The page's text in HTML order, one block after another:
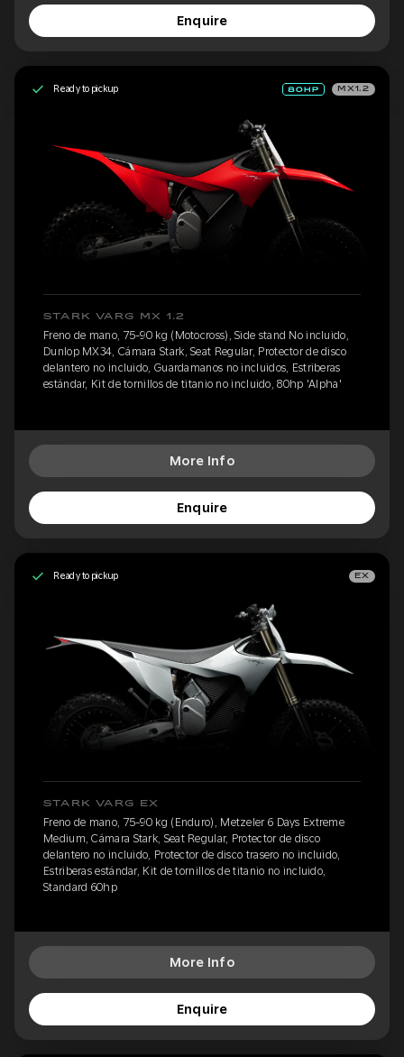
Enquire
Ready to pickup MX1.2
STARK VARG MX 1.2
Freno de mano, 75-90 kg (Motocross), Side stand No incluido,
Dunlop MX34, Cámara Stark, Seat Regular, Protector de disco
delantero no incluido, Guardamanos no incluidos, Estriberas
estándar, Kit de tornillos de titanio no incluido, 80hp 'Alpha'
More Info
Enquire
Ready to pickup EX
STARK VARG EX
Freno de mano, 75-90 kg (Enduro), Metzeler 6 Days Extreme
Medium, Cámara Stark, Seat Regular, Protector de disco
delantero no incluido, Protector de disco trasero no incluido,
Estriberas estándar, Kit de tornillos de titanio no incluido,
Standard 60hp
More Info
Enquire